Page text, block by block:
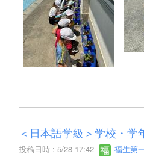
＜日本語学級＞学校・学
投稿日時 : 5/28 17:42 福生第